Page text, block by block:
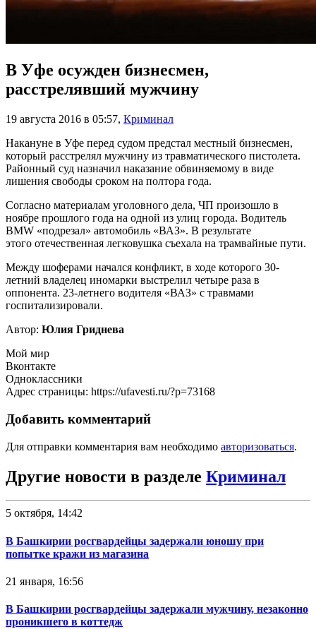
В Уфе осужден бизнесмен,
расстрелявший мужчину
19 августа 2016 в 05:57, Криминал
Накануне в Уфе перед судом предстал местный бизнесмен,
который расстрелял мужчину из травматического пистолета.
Районный суд назначил наказание обвиняемому в виде
лишения свободы сроком на полтора года.
Согласно материалам уголовного дела, ЧП произошло в
ноябре прошлого года на одной из улиц города. Водитель
BMW «подрезал» автомобиль «ВАЗ». В результате
этого отечественная легковушка съехала на трамвайные пути.
Между шоферами начался конфликт, в ходе которого 30-
летний владелец иномарки выстрелил четыре раза в
оппонента. 23-летнего водителя «ВАЗ» с травмами
госпитализировали.
Автор: Юлия Гриднева
Мой мир
Вконтакте
Одноклассники
Адрес страницы: https://ufavesti.ru/?p=73168
Добавить комментарий
Для отправки комментария вам необходимо авторизоваться.
Другие новости в разделе Криминал
5 октября, 14:42
В Башкирии росгвардейцы задержали юношу при
попытке кражи из магазина
21 января, 16:56
В Башкирии росгвардейцы задержали мужчину, незаконно
проникшего в коттедж